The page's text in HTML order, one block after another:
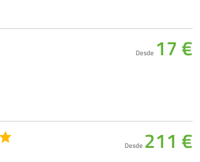
Desde 17 €
Desde 211 €